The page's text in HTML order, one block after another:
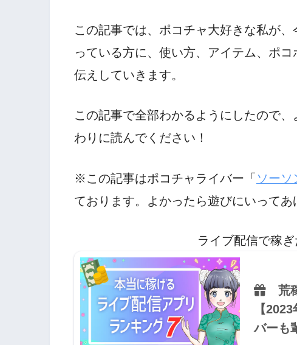
この記事では、ポコチャ大好きな私が
っている方に、使い方、アイテム、ポ
伝えしていきます。
この記事で全部わかるようにしたので
わりに読んでください！
※この記事はポコチャライバー「ソーソ
ております。よかったら遊びにいってあ
ライブ配信で稼ぎ
荒
【
バーも